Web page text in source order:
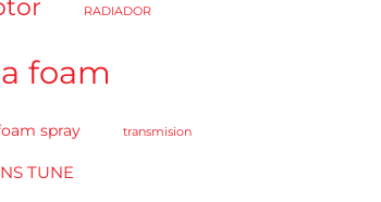
RADIADOR
foam
spray transmision
TUNE